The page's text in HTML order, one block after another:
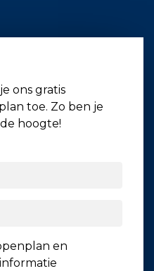
ons gratis
toe. Zo ben je
hoogte!
en